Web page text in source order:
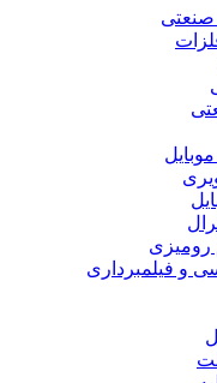
صنعتی
رومیزی
و فیلمبرداری